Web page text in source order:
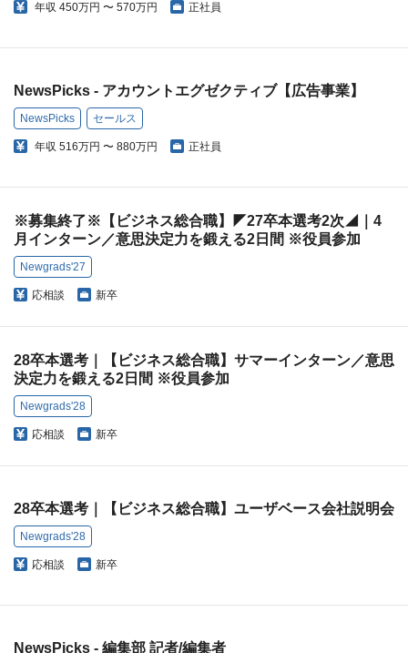
年収 450万円 〜 570万円 正社員
NewsPicks - アカウントエグゼクティブ【広告事業】
NewsPicks セールス
年収 516万円 〜 880万円 正社員
※募集終了※【ビジネス総合職】◤27卒本選考2次◢｜4
月インターン／意思決定力を鍛える2日間 ※役員参加
Newgrads'27
応相談 新卒
28卒本選考｜【ビジネス総合職】サマーインターン／意思
決定力を鍛える2日間 ※役員参加
Newgrads'28
応相談 新卒
28卒本選考｜【ビジネス総合職】ユーザベース会社説明会
Newgrads'28
応相談 新卒
NewsPicks - 編集部 記者/編集者